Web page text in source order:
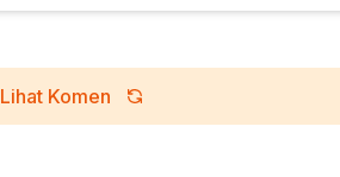
Lihat Komen